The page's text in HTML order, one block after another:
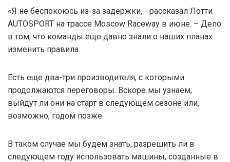
«Я не беспокоюсь из-за задержки, - рассказал Лотти
AUTOSPORT на трассе Moscow Raceway в июне. – Дело
в том, что команды еще давно знали о наших планах
изменить правила.
Есть еще два-три производителя, с которыми
продолжаются переговоры. Вскоре мы узнаем,
выйдут ли они на старт в следующем сезоне или,
возможно, годом позже.
В таком случае мы будем знать, разрешить ли в
следующем году использовать машины, созданные в